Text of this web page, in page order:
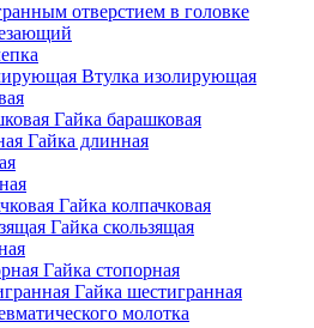
отверстием в головке
Втулка изолирующая
Гайка барашковая
Гайка длинная
Гайка колпачковая
Гайка скользящая
Гайка стопорная
Гайка шестигранная
молотка